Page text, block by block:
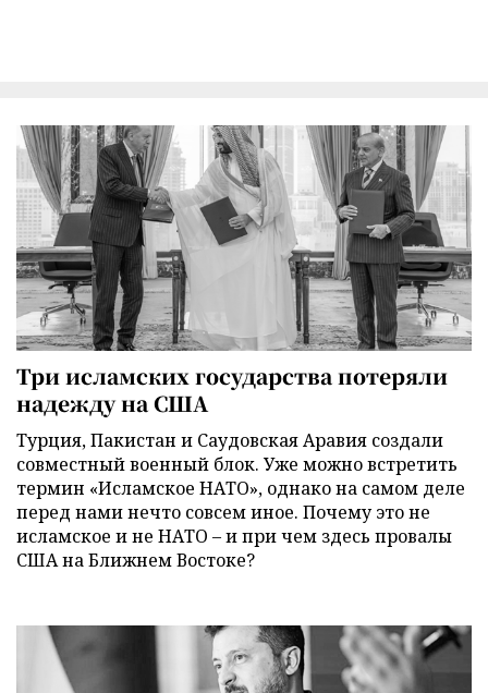
Три исламских государства потеряли
надежду на США
Турция, Пакистан и Саудовская Аравия создали
совместный военный блок. Уже можно встретить
термин «Исламское НАТО», однако на самом деле
перед нами нечто совсем иное. Почему это не
исламское и не НАТО – и при чем здесь провалы
США на Ближнем Востоке?